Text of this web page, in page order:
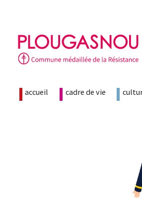
Skip
to
content
accueil cadre de vie